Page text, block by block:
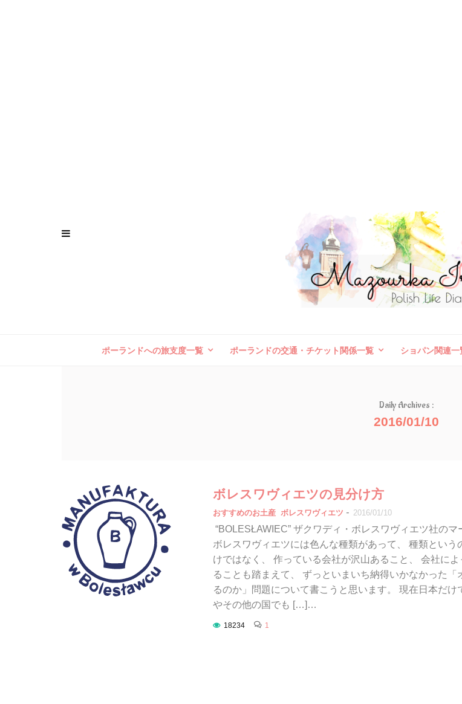
ポーランドへの旅支度一覧 ポーランドの交通・チケット関係一覧 ショパン関連一
Daily Archives :
2016/01/10
ボレスワヴィエツの見分け方
おすすめのお土産 ボレスワヴィエツ - 2016/01/10
“BOLESŁAWIEC” ザクワディ・ボレスワヴィエツ社のマ
ボレスワヴィエツには色んな種類があって、 種類という
けではなく、 作っている会社が沢山あること、 会社に
ることも踏まえて、 ずっといまいち納得いかなかった「
るのか」問題について書こうと思います。 現在日本だけ
やその他の国でも […]…
18234 1